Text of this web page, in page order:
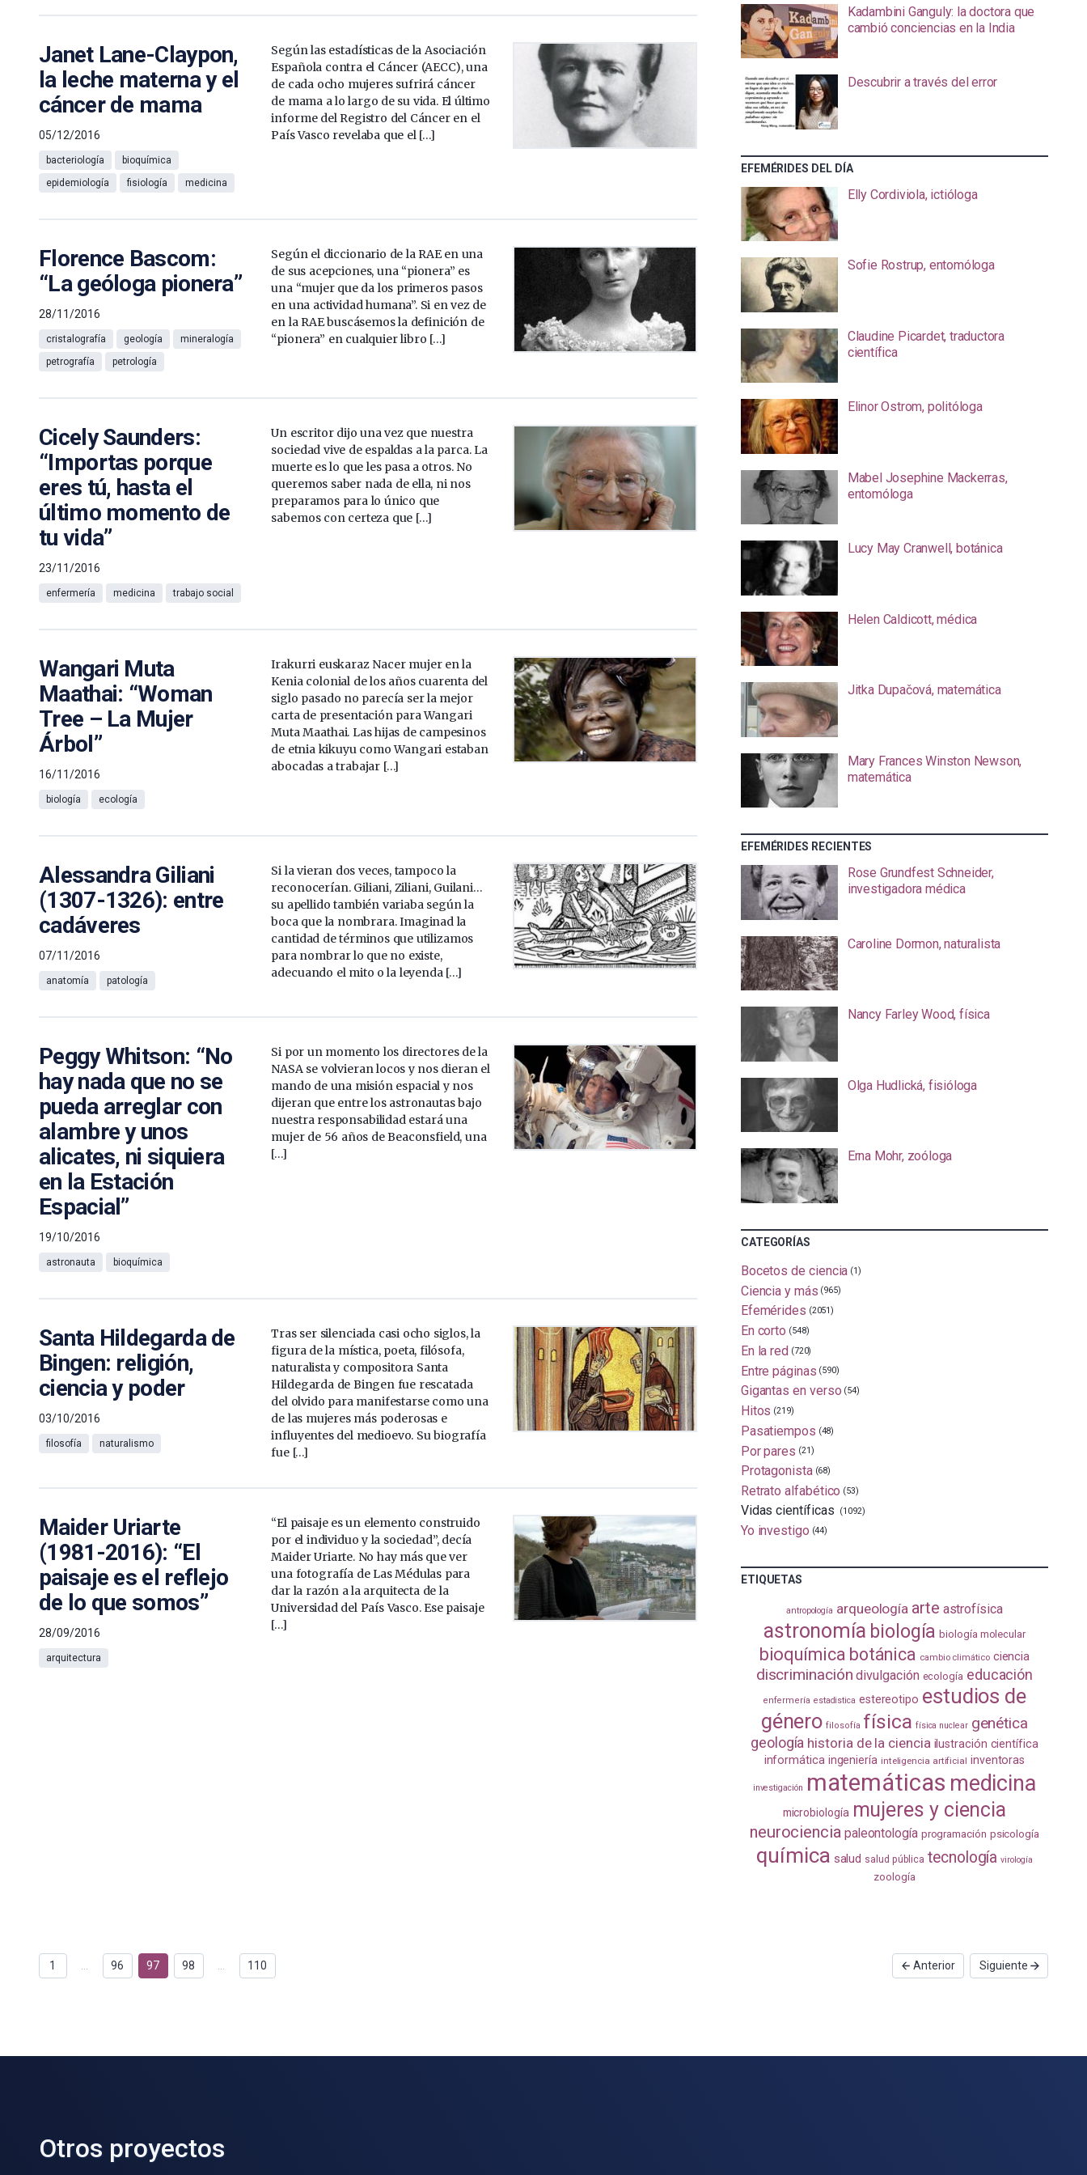
Janet Lane-Claypon,
la leche materna y el
cáncer de mama
05/12/2016
bacteriología
bioquímica
epidemiología
fisiología medicina
Según las estadísticas de la Asociación
Española contra el Cáncer (AECC), una
de cada ocho mujeres sufrirá cáncer
de mama a lo largo de su vida. El último
informe del Registro del Cáncer en el
País Vasco revelaba que el […]
Florence Bascom:
“La geóloga pionera”
28/11/2016
cristalografía geología
mineralogía
petrografía
petrología
Según el diccionario de la RAE en una
de sus acepciones, una “pionera” es
una “mujer que da los primeros pasos
en una actividad humana”. Si en vez de
en la RAE buscásemos la definición de
“pionera” en cualquier libro […]
Cicely Saunders:
“Importas porque
eres tú, hasta el
último momento de
tu vida”
23/11/2016
enfermería medicina trabajo social
Un escritor dijo una vez que nuestra
sociedad vive de espaldas a la parca. La
muerte es lo que les pasa a otros. No
queremos saber nada de ella, ni nos
preparamos para lo único que
sabemos con certeza que […]
Wangari Muta
Maathai: “Woman
Tree – La Mujer
Árbol”
16/11/2016
biología ecología
Irakurri euskaraz Nacer mujer en la
Kenia colonial de los años cuarenta del
siglo pasado no parecía ser la mejor
carta de presentación para Wangari
Muta Maathai. Las hijas de campesinos
de etnia kikuyu como Wangari estaban
abocadas a trabajar […]
Alessandra Giliani
(1307-1326): entre
cadáveres
07/11/2016
anatomía patología
Si la vieran dos veces, tampoco la
reconocerían. Giliani, Ziliani, Guilani…
su apellido también variaba según la
boca que la nombrara. Imaginad la
cantidad de términos que utilizamos
para nombrar lo que no existe,
adecuando el mito o la leyenda […]
Peggy Whitson: “No
hay nada que no se
pueda arreglar con
alambre y unos
alicates, ni siquiera
en la Estación
Espacial”
19/10/2016
astronauta bioquímica
Si por un momento los directores de la
NASA se volvieran locos y nos dieran el
mando de una misión espacial y nos
dijeran que entre los astronautas bajo
nuestra responsabilidad estará una
mujer de 56 años de Beaconsfield, una
[…]
Santa Hildegarda de
Bingen: religión,
ciencia y poder
03/10/2016
filosofía naturalismo
Tras ser silenciada casi ocho siglos, la
figura de la mística, poeta, filósofa,
naturalista y compositora Santa
Hildegarda de Bingen fue rescatada
del olvido para manifestarse como una
de las mujeres más poderosas e
influyentes del medioevo. Su biografía
fue […]
Maider Uriarte
(1981-2016): “El
paisaje es el reflejo
de lo que somos”
28/09/2016
arquitectura
“El paisaje es un elemento construido
por el individuo y la sociedad”, decía
Maider Uriarte. No hay más que ver
una fotografía de Las Médulas para
dar la razón a la arquitecta de la
Universidad del País Vasco. Ese paisaje
[…]
Anterior Siguiente
1 … 96 97 98 … 110
Kadambini Ganguly: la doctora que
cambió conciencias en la India
Descubrir a través del error
EFEMÉRIDES DEL DÍA
Elly Cordiviola, ictióloga
Sofie Rostrup, entomóloga
Claudine Picardet, traductora
científica
Elinor Ostrom, politóloga
Mabel Josephine Mackerras,
entomóloga
Lucy May Cranwell, botánica
Helen Caldicott, médica
Jitka Dupačová, matemática
Mary Frances Winston Newson,
matemática
EFEMÉRIDES RECIENTES
Rose Grundfest Schneider,
investigadora médica
Caroline Dormon, naturalista
Nancy Farley Wood, física
Olga Hudlická, fisióloga
Erna Mohr, zoóloga
CATEGORÍAS
Bocetos de ciencia (1)
Ciencia y más (965)
Efemérides (2051)
En corto (548)
En la red (720)
Entre páginas (590)
Gigantas en verso (54)
Hitos (219)
Pasatiempos (48)
Por pares (21)
Protagonista (68)
Retrato alfabético (53)
Vidas científicas (1092)
Yo investigo (44)
ETIQUETAS
antropología arqueología arte astrofísica
astronomía biología biología molecular
bioquímica botánica cambio climático ciencia
discriminación divulgación ecología educación
enfermería estadistica estereotipo estudios de
género filosofía física física nuclear genética
geología historia de la ciencia ilustración científica
informática ingeniería inteligencia artificial inventoras
investigación matemáticas medicina
microbiología mujeres y ciencia
neurociencia paleontología programación psicología
química salud salud pública tecnología virología
zoología
Otros proyectos